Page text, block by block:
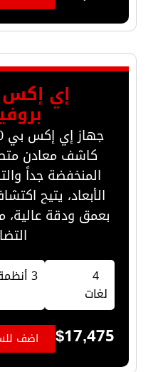
كاشف معادن
المنخفضة جداً
الأبعاد، يتيح
بعمق ودقة
4
لغات
3 أنظمة
$17,475 اضف